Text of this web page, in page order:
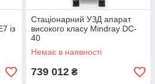
із
Стаціонарний УЗД апарат
високого класу Mindray DC-
40
Немає в наявності
739 012 ₴